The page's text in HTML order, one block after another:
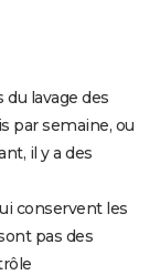
lavage des
par semaine, ou
il y a des
conservent les
pas des